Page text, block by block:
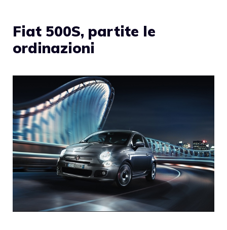
Fiat 500S, partite le
ordinazioni